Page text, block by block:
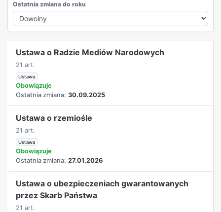
Ostatnia zmiana do roku
REKLAMA
Ustawa o Radzie Mediów Narodowych
21 art.
Ustawa
Obowiązuje
Ostatnia zmiana: 30.09.2025
Ustawa o rzemiośle
21 art.
Ustawa
Obowiązuje
Ostatnia zmiana: 27.01.2026
Ustawa o ubezpieczeniach gwarantowanych
przez Skarb Państwa
21 art.